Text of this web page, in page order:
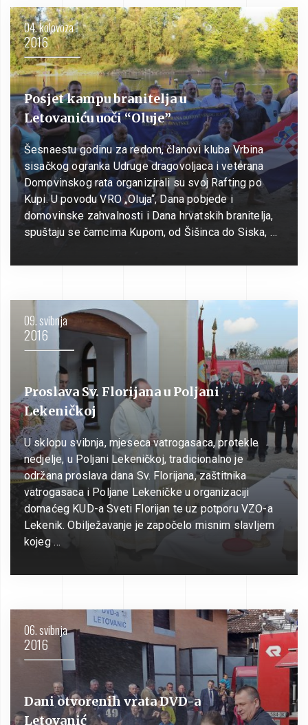
04. kolovoza
2016
Posjet kampu branitelja u
Letovaniću uoči “Oluje”
Šesnaestu godinu za redom, članovi kluba Vrbina
sisačkog ogranka Udruge dragovoljaca i veterana
Domovinskog rata organizirali su svoj Rafting po
Kupi. U povodu VRO „Oluja“, Dana pobjede i
domovinske zahvalnosti i Dana hrvatskih branitelja,
spuštaju se čamcima Kupom, od Šišinca do Siska, …
09. svibnja
2016
Proslava Sv. Florijana u Poljani
Lekeničkoj
U sklopu svibnja, mjeseca vatrogasaca, protekle
nedjelje, u Poljani Lekeničkoj, tradicionalno je
održana proslava dana Sv. Florijana, zaštitnika
vatrogasaca i Poljane Lekeničke u organizaciji
domaćeg KUD-a Sveti Florijan te uz potporu VZO-a
Lekenik. Obilježavanje je započelo misnim slavljem
kojeg …
06. svibnja
2016
Dani otvorenih vrata DVD-a
Letovanić